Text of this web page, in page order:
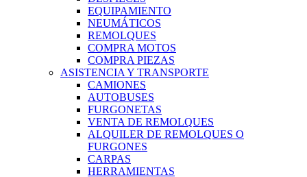
EQUIPAMIENTO
NEUMÁTICOS
REMOLQUES
COMPRA MOTOS
COMPRA PIEZAS
ASISTENCIA Y TRANSPORTE
CAMIONES
AUTOBUSES
FURGONETAS
VENTA DE REMOLQUES
ALQUILER DE REMOLQUES O
FURGONES
CARPAS
HERRAMIENTAS